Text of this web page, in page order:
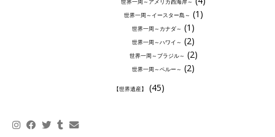
世界一周～イースター島～ (1)
世界一周～カナダ～ (1)
世界一周～ハワイ～ (2)
世界一周～ブラジル～ (2)
世界一周～ペルー～ (2)
【世界遺産】 (45)